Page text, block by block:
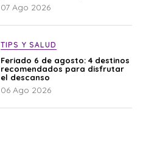
07 Ago 2026
TIPS Y SALUD
Feriado 6 de agosto: 4 destinos
recomendados para disfrutar
el descanso
06 Ago 2026